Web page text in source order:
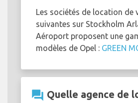
Les sociétés de location de
suivantes sur Stockholm
Aéroport proposent une
modèles de Opel : GREEN
question_answer Quelle agence de